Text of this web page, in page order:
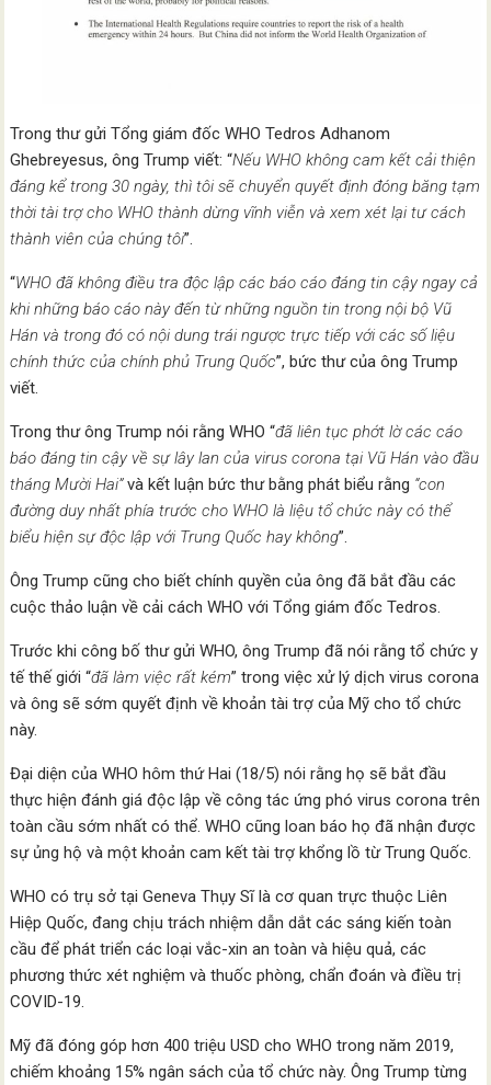
Trong thư gửi Tổng giám đốc WHO Tedros Adhanom
Ghebreyesus, ông Trump viết: “Nếu WHO không cam kết cải thiện
đáng kể trong 30 ngày, thì tôi sẽ chuyển quyết định đóng băng tạm
thời tài trợ cho WHO thành dừng vĩnh viễn và xem xét lại tư cách
thành viên của chúng tôi”.
“WHO đã không điều tra độc lập các báo cáo đáng tin cậy ngay cả
khi những báo cáo này đến từ những nguồn tin trong nội bộ Vũ
Hán và trong đó có nội dung trái ngược trực tiếp với các số liệu
chính thức của chính phủ Trung Quốc”, bức thư của ông Trump
viết.
Trong thư ông Trump nói rằng WHO “đã liên tục phớt lờ các cáo
báo đáng tin cậy về sự lây lan của virus corona tại Vũ Hán vào đầu
tháng Mười Hai”và kết luận bức thư bằng phát biểu rằng “con
đường duy nhất phía trước cho WHO là liệu tổ chức này có thể
biểu hiện sự độc lập với Trung Quốc hay không”.
Ông Trump cũng cho biết chính quyền của ông đã bắt đầu các
cuộc thảo luận về cải cách WHO với Tổng giám đốc Tedros.
Trước khi công bố thư gửi WHO, ông Trump đã nói rằng tổ chức y
tế thế giới “đã làm việc rất kém” trong việc xử lý dịch virus corona
và ông sẽ sớm quyết định về khoản tài trợ của Mỹ cho tổ chức
này.
Đại diện của WHO hôm thứ Hai (18/5) nói rằng họ sẽ bắt đầu
thực hiện đánh giá độc lập về công tác ứng phó virus corona trên
toàn cầu sớm nhất có thể. WHO cũng loan báo họ đã nhận được
sự ủng hộ và một khoản cam kết tài trợ khổng lồ từ Trung Quốc.
WHO có trụ sở tại Geneva Thụy Sĩ là cơ quan trực thuộc Liên
Hiệp Quốc, đang chịu trách nhiệm dẫn dắt các sáng kiến toàn
cầu để phát triển các loại vắc-xin an toàn và hiệu quả, các
phương thức xét nghiệm và thuốc phòng, chẩn đoán và điều trị
COVID-19.
Mỹ đã đóng góp hơn 400 triệu USD cho WHO trong năm 2019,
chiếm khoảng 15% ngân sách của tổ chức này. Ông Trump từng